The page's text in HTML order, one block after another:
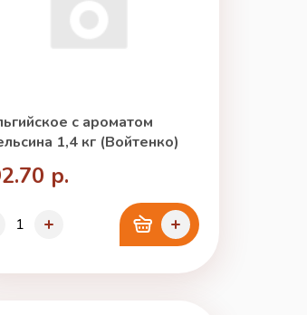
с ароматом
1,4 кг (Войтенко)
р.